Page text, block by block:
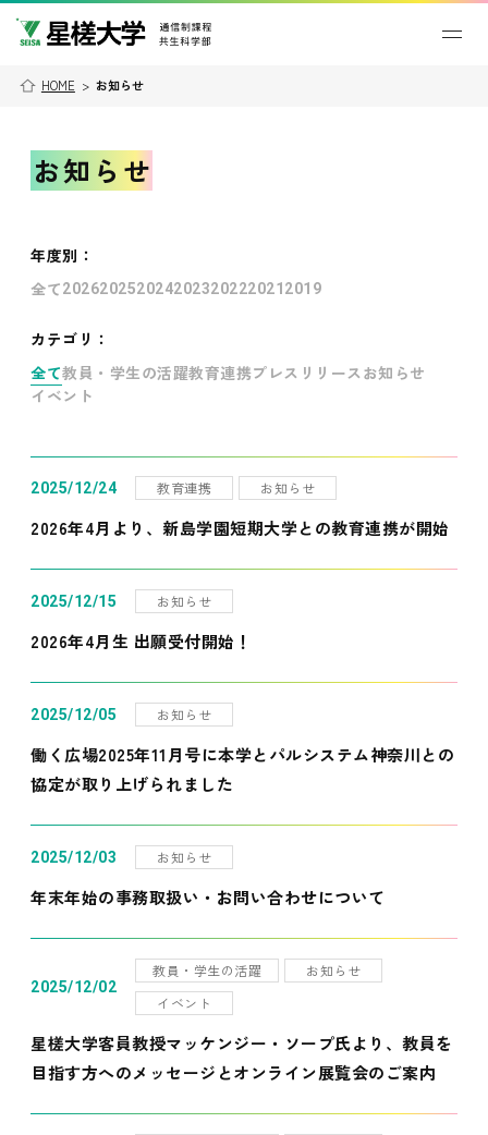
HOME > お知らせ
お知らせ
年度別 ：
全て202620252024202320222021 2019
カテゴリ：
全て教員・学生の活躍教育連携プレスリリース お知らせ
イベント
2025/12/24 教育連携 お知らせ
2026年4月より、新島学園短期大学との教育連携が開始
2025/12/15 お知らせ
2026年4月生 出願受付開始！
2025/12/05 お知らせ
働く広場2025年11月号に本学とパルシステム神奈川との
協定が取り上げられました
2025/12/03 お知らせ
年末年始の事務取扱い・お問い合わせについて
2025/12/02
教員・学生の活躍
お知らせ
イベント
星槎大学客員教授マッケンジー・ソープ氏より、教員を
目指す方へのメッセージとオンライン展覧会のご案内